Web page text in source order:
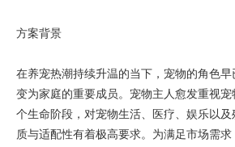
方案背景
在养宠热潮持续升温的当下，宠物的角色
变为家庭的重要成员。宠物主人愈发重视
个生命阶段，对宠物生活、医疗、娱乐以
质与适配性有着极高要求。为满足市场需